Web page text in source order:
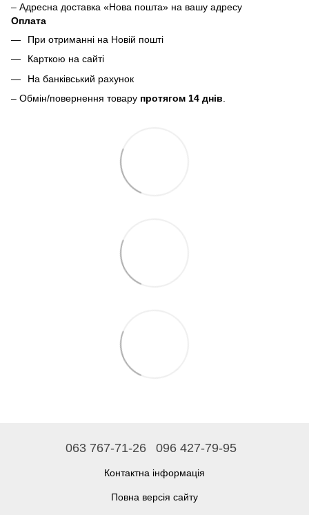
– Адресна доставка «Нова пошта» на вашу адресу
Оплата
При отриманні на Новій пошті
Карткою на сайті
На банківський рахунок
– Обмін/повернення товару протягом 14 днів
063 767-71-26 096 427-79-95
Контактна інформація
Повна версія сайту